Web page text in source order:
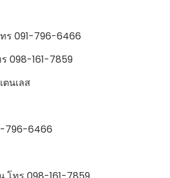
ร 091-796-6466
098-161-7859
ตนเลส
796-6466